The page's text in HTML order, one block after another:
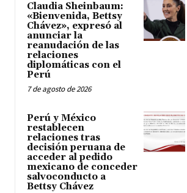
Claudia Sheinbaum:
«Bienvenida, Bettsy
Chávez», expresó al
anunciar la
reanudación de las
relaciones
diplomáticas con el
Perú
7 de agosto de 2026
Perú y México
restablecen
relaciones tras
decisión peruana de
acceder al pedido
mexicano de conceder
salvoconducto a
Bettsy Chávez